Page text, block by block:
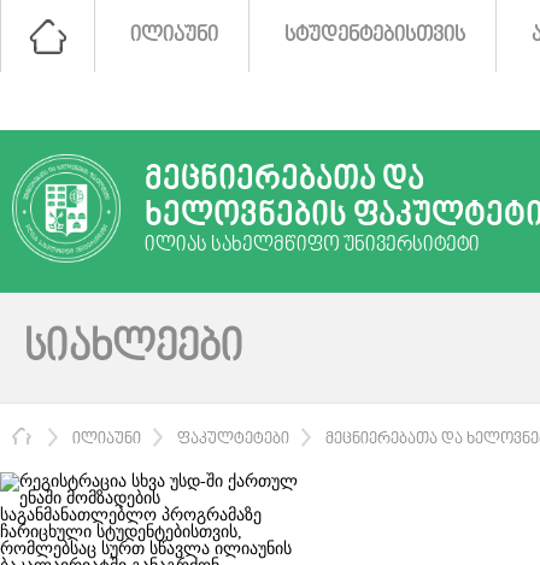
ᲘᲚᲘᲐᲣᲜᲘ ᲡᲢᲣᲓᲔᲜᲢᲔᲑᲘᲡᲗᲕᲘᲡ
ᲛᲔᲪᲜᲘᲔᲠᲔᲑᲐᲗᲐ ᲓᲐ
ᲮᲔᲚᲝᲕᲜᲔᲑᲘᲡ
ᲘᲚᲘᲐᲡ ᲡᲐᲮᲔᲚᲛᲬᲘᲤᲝ ᲣᲜᲘᲕᲔᲠᲡᲘᲢᲔᲢᲘ
ᲡᲘᲐᲮᲚᲔᲔᲑᲘ
ᲛᲗᲐᲕᲐᲠᲘ
ᲘᲚᲘᲐᲣᲜᲘ ᲤᲐᲙᲣᲚᲢᲔᲢᲔᲑᲘ ᲛᲔᲪᲜᲘᲔᲠᲔᲑᲐᲗᲐ ᲓᲐ